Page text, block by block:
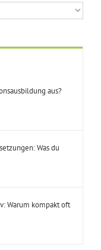
aus?
Was du
Warum kompakt oft